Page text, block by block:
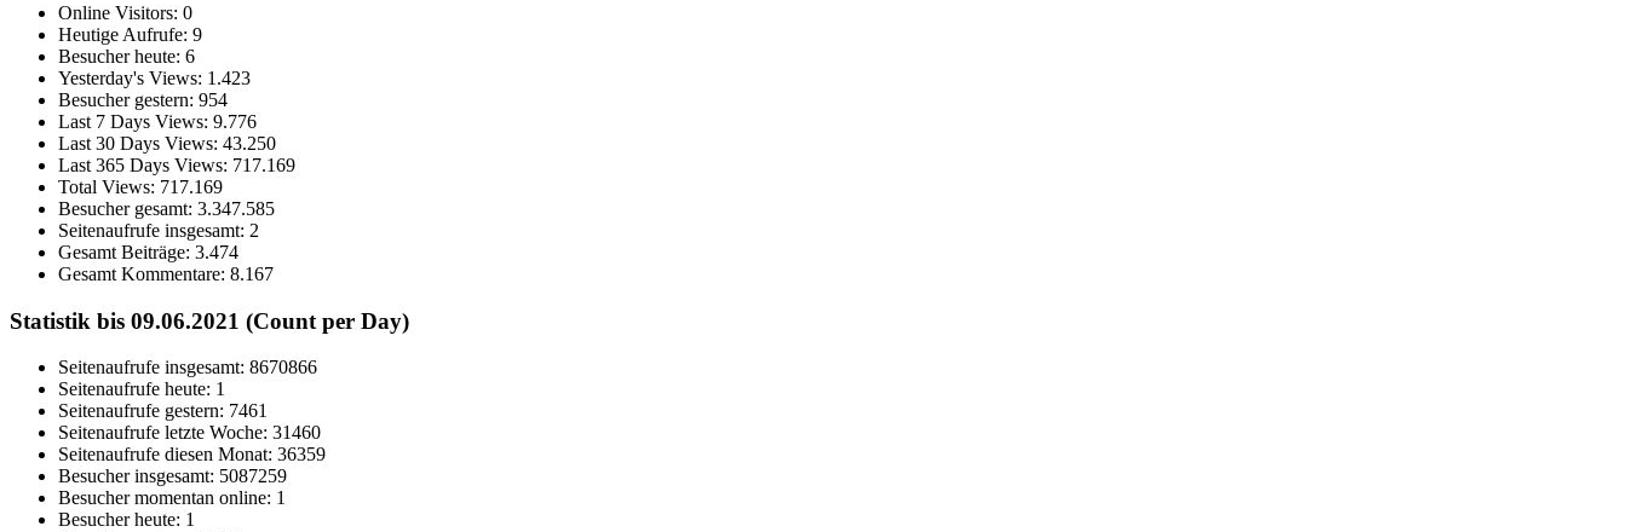
Online Visitors: 0
Heutige Aufrufe: 9
Besucher heute: 6
Yesterday's Views: 1.423
Besucher gestern: 954
Last 7 Days Views: 9.776
Last 30 Days Views: 43.250
Last 365 Days Views: 717.169
Total Views: 717.169
Besucher gesamt: 3.347.585
Seitenaufrufe insgesamt: 2
Gesamt Beiträge: 3.474
Gesamt Kommentare: 8.167
Statistik bis 09.06.2021 (Count per Day)
Seitenaufrufe insgesamt: 8670866
Seitenaufrufe heute: 1
Seitenaufrufe gestern: 7461
Seitenaufrufe letzte Woche: 31460
Seitenaufrufe diesen Monat: 36359
Besucher insgesamt: 5087259
Besucher momentan online: 1
Besucher heute: 1